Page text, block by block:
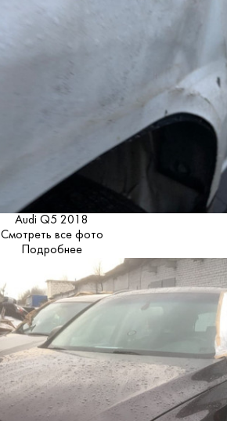
Audi Q5 2018
Смотреть все фото
Подробнее